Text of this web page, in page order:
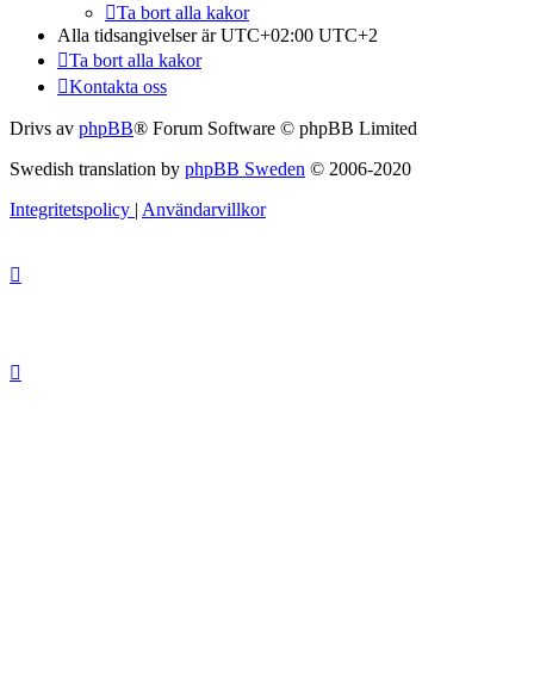
Ta bort alla kakor
Alla tidsangivelser är UTC+02:00 UTC+2
Ta bort alla kakor
Kontakta oss
Drivs av phpBB® Forum Software © phpBB Limited
Swedish translation by phpBB Sweden © 2006-2020
Integritetspolicy Användarvillkor